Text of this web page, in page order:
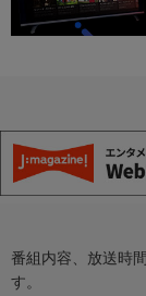
番組内容、放送時
す。